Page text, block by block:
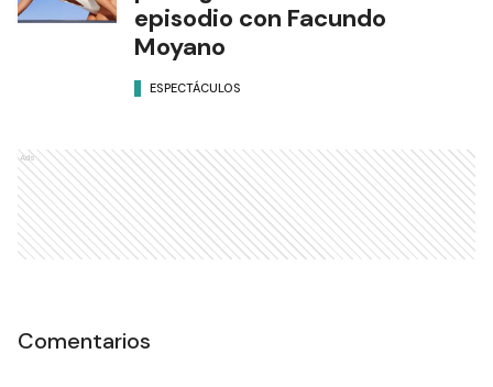
episodio con Facundo
Moyano
ESPECTÁCULOS
Ads
Comentarios